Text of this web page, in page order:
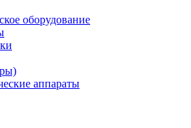
оборудование
аппараты